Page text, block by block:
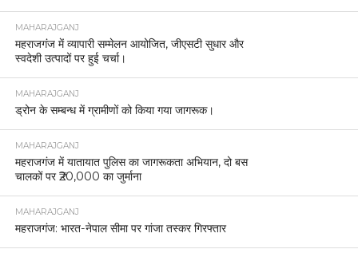
MAHARAJGANJ
महराजगंज में व्यापारी सम्मेलन आयोजित, जीएसटी सुधार और
स्वदेशी उत्पादों पर हुई चर्चा।
MAHARAJGANJ
ड्रोन के सम्बन्ध में ग्रामीणों को किया गया जागरूक।
MAHARAJGANJ
महराजगंज में यातायात पुलिस का जागरूकता अभियान, दो बस
चालकों पर ₹20,000 का जुर्माना
MAHARAJGANJ
महराजगंज: भारत-नेपाल सीमा पर गांजा तस्कर गिरफ्तार